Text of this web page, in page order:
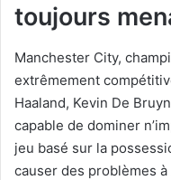
toujours
Manchester City,
extrêmement
Haaland, Kevin De
capable de dominer
jeu basé sur la
causer des problèmes